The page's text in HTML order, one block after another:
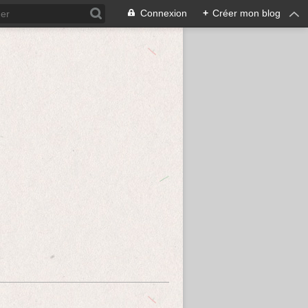
Connexion + Créer mon blog